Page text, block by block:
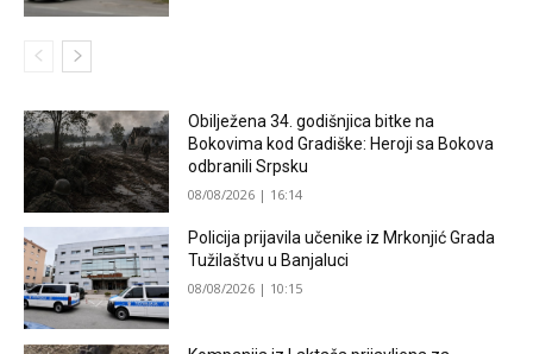
Obilježena 34. godišnjica bitke na
Bokovima kod Gradiške: Heroji sa Bokova
odbranili Srpsku
08/08/2026 | 16:14
Policija prijavila učenike iz Mrkonjić Grada
Tužilaštvu u Banjaluci
08/08/2026 | 10:15